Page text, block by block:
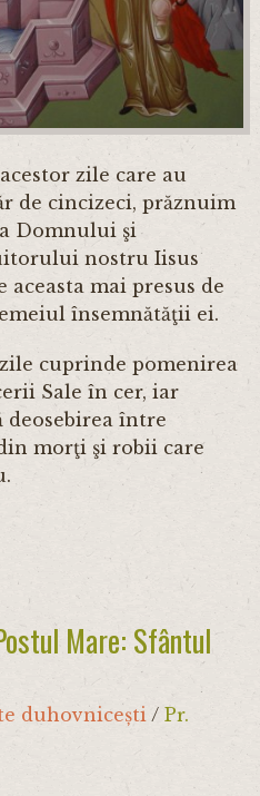
zile care au
de cincizeci, prăznuim
Domnului şi
nostru Iisus
mai presus de
însemnătăţii ei.
cuprinde pomenirea
Sale în cer, iar
deosebirea între
morţi şi robii care
Mare: Sfântul
duhovnicești / Pr.